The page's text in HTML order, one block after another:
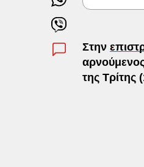
Στην
της Τρίτης